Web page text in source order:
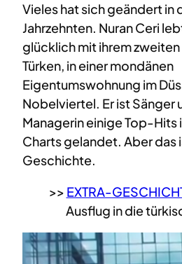
Vieles hat sich geändert in
Jahrzehnten. Nuran Ceri
glücklich mit ihrem zweiten
Türken, in einer mondänen
Eigentumswohnung im
Nobelviertel. Er ist Sänger
Managerin einige Top-Hits
Charts gelandet. Aber das
Geschichte.
>> EXTRA-
Ausflug in die